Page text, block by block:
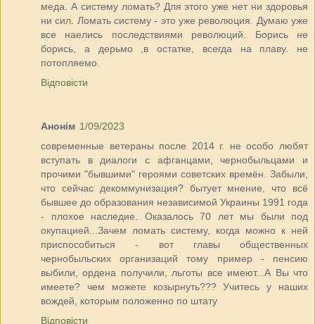
меда. А систему ломать? Для этого уже нет ни здоровья
ни сил. Ломать систему - это уже революция. Думаю уже
все наелись последствиями революций. Борись не
борись, а дерьмо ,в остатке, всегда на плаву. не
потопляемо.
Відповісти
Анонім 1/09/2023
современные ветераны после 2014 г. не особо любят
вступать в диалоги с афганцами, чернобыльцами и
прочими "бывшими" героями советских времён. Забыли,
что сейчас декоммунизация? бытует мнение, что всё
бывшее до образования независимой Украины 1991 года
- плохое наследие. Оказалось 70 лет мы были под
окупацией...Зачем ломать систему, когда можно к ней
приспособиться - вот главы общественных
чернобыльских организаций тому пример - пенсию
выбили, ордена получили, льготы все имеют...А Вы что
имеете? чем можете козырнуть??? Учитесь у наших
вождей, которым положенно по штату
Відповісти